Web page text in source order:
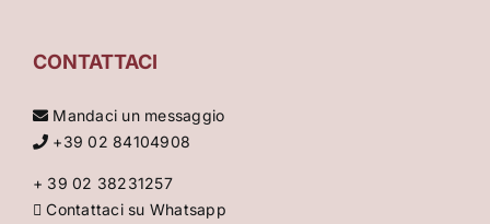
CONTATTACI
Mandaci un messaggio
+39 02 84104908
+ 39 02 38231257
Contattaci su Whatsapp